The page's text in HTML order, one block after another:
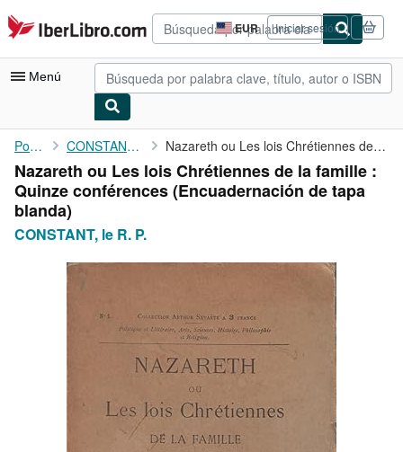
Pasar al contenido principal
IberLibro.com EUR
Preferencias
de
compra
del
Iniciar sesión
Menú
Mi cuenta
Consultar mis pedidos
Búsqueda avanzada
Colecciones
Libros antiguos
Arte y coleccionismo
Portada CONSTANT, le R. P. Nazareth ou Les lois Chrétiennes de la famille : Quinze ...
Nazareth ou Les lois Chrétiennes de la famille :
Quinze conférences (Encuadernación de tapa
blanda)
CONSTANT, le R. P.